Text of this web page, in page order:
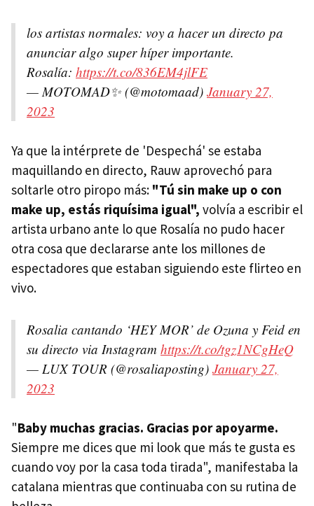
los artistas normales: voy a hacer un directo pa
anunciar algo super híper importante.
Rosalía: https://t.co/836EM4jlFE
— MOTOMAD✨ (@motomaad) January 27,
2023
Ya que la intérprete de 'Despechá' se estaba
maquillando en directo, Rauw aprovechó para
soltarle otro piropo más: "Tú sin make up o con
make up, estás riquísima igual", volvía a escribir el
artista urbano ante lo que Rosalía no pudo hacer
otra cosa que declararse ante los millones de
espectadores que estaban siguiendo este flirteo en
vivo.
Rosalia cantando ‘HEY MOR’ de Ozuna y Feid en
su directo via Instagram https://t.co/tgz1NCgHeQ
— LUX TOUR (@rosaliaposting) January 27,
2023
"Baby muchas gracias. Gracias por apoyarme.
Siempre me dices que mi look que más te gusta es
cuando voy por la casa toda tirada", manifestaba la
catalana mientras que continuaba con su rutina de